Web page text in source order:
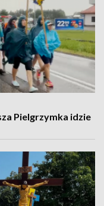
Pielgrzymka idzie